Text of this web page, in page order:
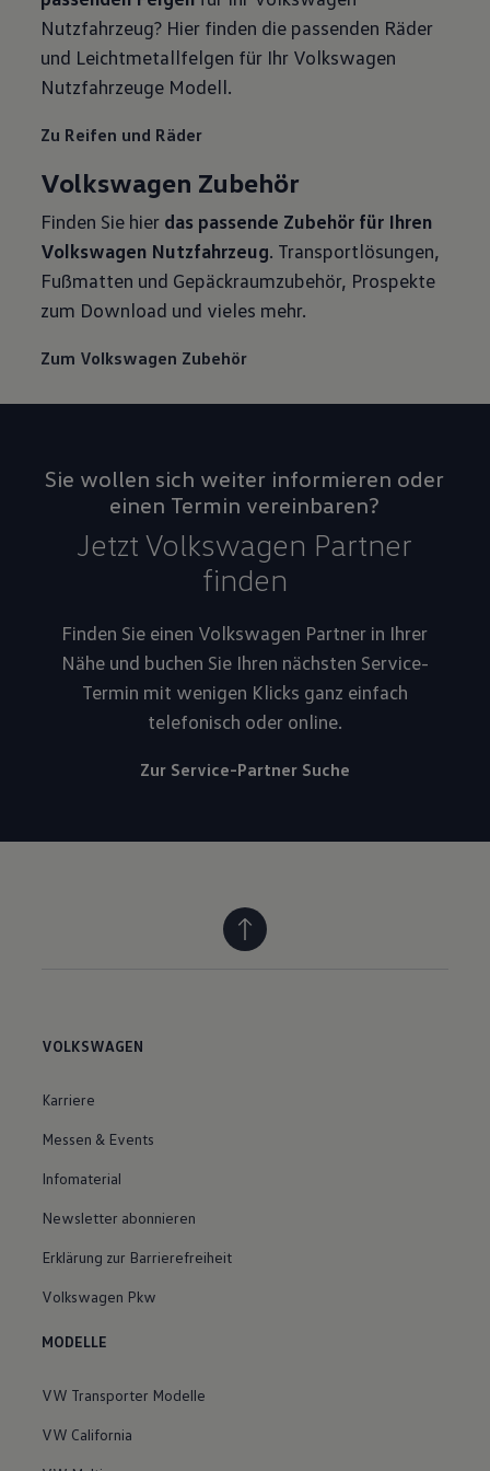
Nutzfahrzeug? Hier finden die passenden Räder
und Leichtmetallfelgen für Ihr Volkswagen
Nutzfahrzeuge Modell.
Zu Reifen und Räder
Volkswagen Zubehör
Finden Sie hier das passende Zubehör für Ihren
Volkswagen Nutzfahrzeug. Transportlösungen,
Fußmatten und Gepäckraumzubehör, Prospekte
zum Download und vieles mehr.
Zum Volkswagen Zubehör
Sie wollen sich weiter informieren oder
einen Termin vereinbaren?
Jetzt Volkswagen Partner
finden
Finden Sie einen Volkswagen Partner in Ihrer
Nähe und buchen Sie Ihren nächsten Service-
Termin mit wenigen Klicks ganz einfach
telefonisch oder online.
Zur Service-Partner Suche
VOLKSWAGEN
Karriere
Messen & Events
Infomaterial
Newsletter abonnieren
Erklärung zur Barrierefreiheit
Volkswagen Pkw
MODELLE
VW Transporter Modelle
VW California